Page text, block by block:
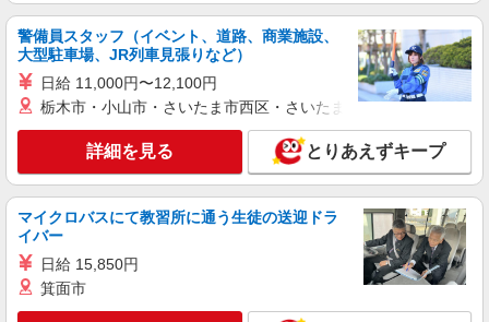
警備員スタッフ（イベント、道路、商業施設、
大型駐車場、JR列車見張りなど）
日給 11,000円〜12,100円
栃木市・小山市・さいたま市西区・さいたま市岩槻区・久喜市・
詳細を見る とりあえずキープ
マイクロバスにて教習所に通う生徒の送迎ドラ
イバー
日給 15,850円
箕面市